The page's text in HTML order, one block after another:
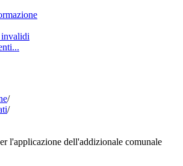
invalidi
/
/
l'applicazione dell'addizionale comunale